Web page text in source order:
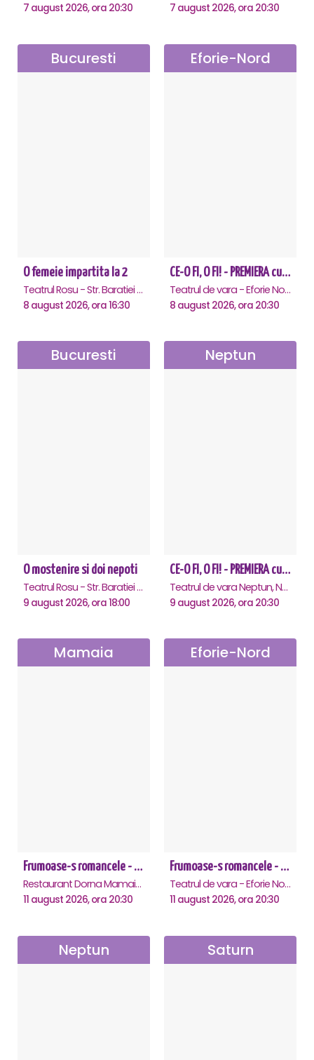
7 august 2026, ora 20:30 7 august 2026, ora 20:30
Bucuresti
O femeie impartita la 2
Teatrul Rosu - Str. Baratiei 31, Bucuresti
8 august 2026, ora 16:30
Eforie-Nord
CE-O FI, O FI! - PREMIERA cu Doru Octavian Dumitru - Eforie Nord
Teatrul de vara - Eforie Nord, Eforie-Nord
8 august 2026, ora 20:30
Bucuresti
O mostenire si doi nepoti
Teatrul Rosu - Str. Baratiei 31, Bucuresti
9 august 2026, ora 18:00
Neptun
CE-O FI, O FI! - PREMIERA cu Doru Octavian Dumitru - Neptun
Teatrul de vara Neptun, Neptun
9 august 2026, ora 20:30
Mamaia
Frumoase-s romancele - Mamaia
Restaurant Dorna Mamaia, Mamaia
11 august 2026, ora 20:30
Eforie-Nord
Frumoase-s romancele - Eforie Nord
Teatrul de vara - Eforie Nord, Eforie-Nord
11 august 2026, ora 20:30
Neptun Saturn